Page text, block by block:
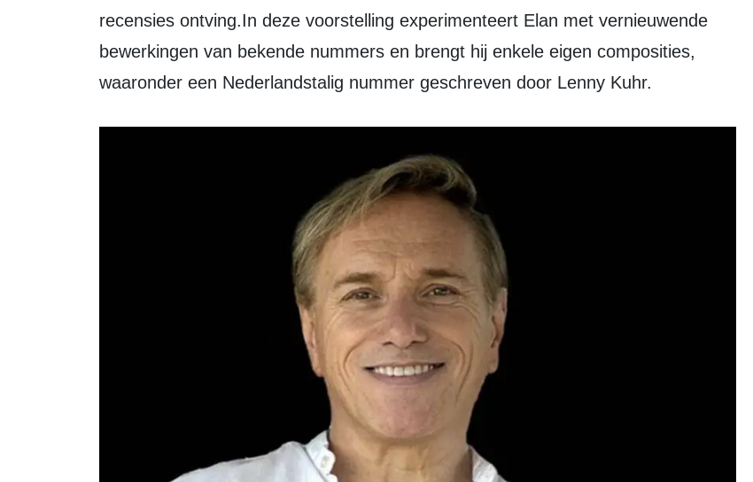
recensies ontving.In deze voorstelling experimenteert Elan met vernieuwende
bewerkingen van bekende nummers en brengt hij enkele eigen composities,
waaronder een Nederlandstalig nummer geschreven door Lenny Kuhr.